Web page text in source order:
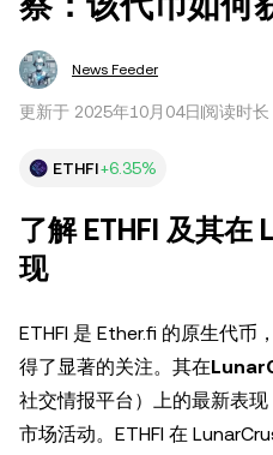
News Feeder
更新于 2025年10月04日 阅读时
ETHFI+6.35%
了解 ETHFI 及其在
现
ETHFI 是 Ether.fi 的原生代币
得了显著的关注。其在
社交情报平台）上的最新表
市场活动。ETHFI 在